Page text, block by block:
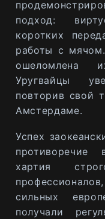
подход:
коротких
работы с
ошеломлена
Уругвайцы
повторив свой
Амстердаме.
Успех
противоречие
хартия
сильных
получали